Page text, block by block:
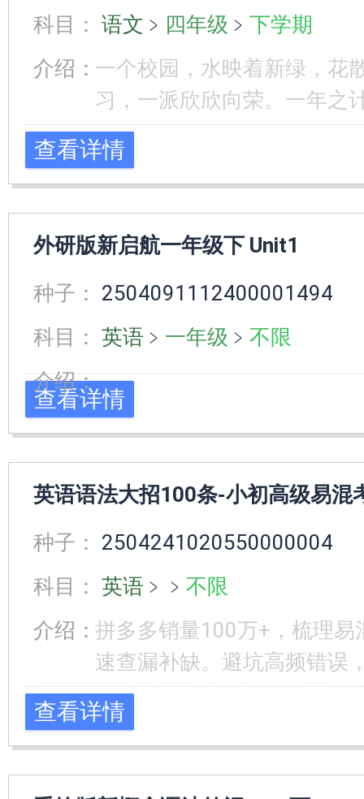
科目： 语文 ﹥ 四年级 ﹥ 下学期
介绍：一个校园，水映着新绿，花
习，一派欣欣向荣。一年之
查看详情
外研版新启航一年级下 Unit1
种子： 2504091112400001494
科目： 英语 ﹥ 一年级 ﹥ 不限
介绍：
查看详情
英语语法大招100条-小初高级易混
种子： 2504241020550000004
科目： 英语 ﹥ ﹥ 不限
介绍：拼多多销量100万+，梳理
速查漏补缺。避坑高频错误
查看详情